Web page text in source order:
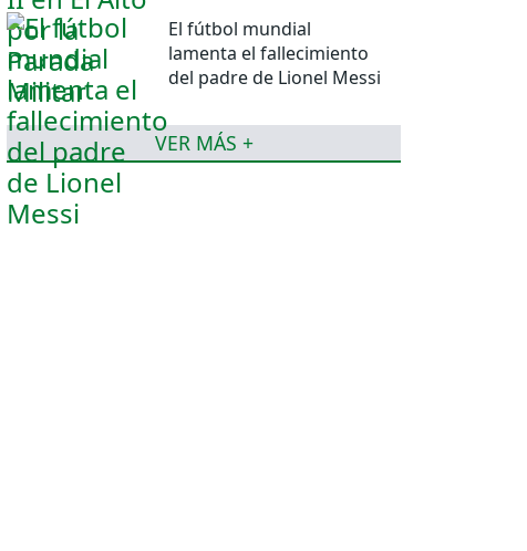
El fútbol mundial
lamenta el fallecimiento
del padre de Lionel Messi
VER MÁS +